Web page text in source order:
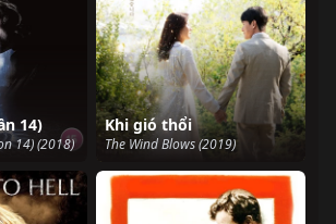
14)
14) (2018)
Khi gió thổi
The Wind Blows (2019)